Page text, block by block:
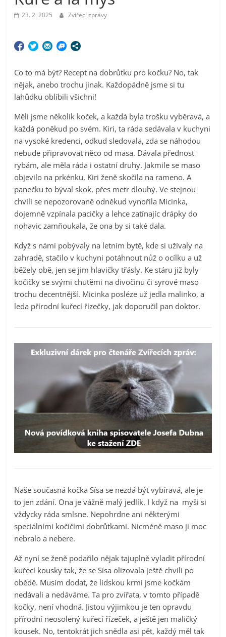
23. 2. 2025 Zvířecí zprávy
Co to má být? Recept na dobrůtku pro kočku? No, tak
nějak, anebo trochu jinak. Každopádně jsme si tu
lahůdku oblíbili všichni!
Měli jsme několik koček, a každá byla trošku vyběravá, a
každá poněkud po svém. Kiri, ta ráda sedávala v kuchyni
na vysoké kredenci, odkud sledovala, zda se náhodou
nebude připravovat něco od masa. Dávala přednost
rybám, ale měla ráda i ostatní druhy. Jakmile se maso
objevilo na prkénku, Kiri ženě skočila na rameno. A
panečku to býval skok, přes metr dlouhý. Ve stejnou
chvíli se nepozorovaně odněkud vynořila Micinka,
dojemně vzpínala pacičky a lehce zatínajíc drápky do
nohavic zamňoukala, že ona by si také dala.
Když s námi pobývaly na letním bytě, kde si užívaly na
zahradě, stačilo v kuchyni potáhnout nůž o ocílku a už
běžely obě, jen se jim hlavičky třásly. Ke stáru již byly
kočičky se svými chutěmi na divočinu či syrové maso
trochu decentnější. Micinka posléze už jedla malinko, a
leda přírodní kuřecí řízečky, jak doporučil pan doktor.
Naše současná kočka Sísa se nezdá být vybíravá, ale je
to jen zdání. Ona je vážně malý jedlík. I když na myši si
vždycky ráda smlsne. Nepohrdne ani některými
speciálními kočičími dobrůtkami. Nicméně maso ji moc
nebralo a nebere.
Až nyní se ženě podařilo nějak tajuplně vyladit přírodní
kuřecí kousky tak, že se Sísa olizovala ještě chvíli po
obědě. Musím dodat, že lidskou krmi jsme kočkám
nedávali a nedáváme. Ta pro zvířata, v tomto případě
kočky, není vhodná. Jistou výjimkou je ten opravdu
přírodní neosolený kuřecí řízeček, a ještě jen maličký
kousek. No, tentokrát jich snědla asi pět, každý měl tak